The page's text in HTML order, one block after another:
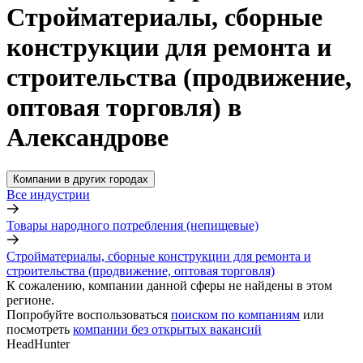
Стройматериалы, сборные
конструкции для ремонта и
строительства (продвижение,
оптовая торговля) в
Александрове
Компании в других городах
Все индустрии
Товары народного потребления (непищевые)
Стройматериалы, сборные конструкции для ремонта и
строительства (продвижение, оптовая торговля)
К сожалению, компании данной сферы не найдены в этом
регионе.
Попробуйте воспользоваться поиском по компаниям или
посмотреть компании без открытых вакансий
HeadHunter